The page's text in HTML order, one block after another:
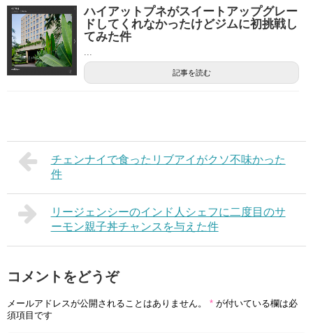
ハイアットプネがスイートアップグレー
ドしてくれなかったけどジムに初挑戦し
てみた件
記事を読む
チェンナイで食ったリブアイがクソ不味かった
件
リージェンシーのインド人シェフに二度目のサ
ーモン親子丼チャンスを与えた件
コメントをどうぞ
メールアドレスが公開されることはありません。 * が付いている欄は必
須項目です